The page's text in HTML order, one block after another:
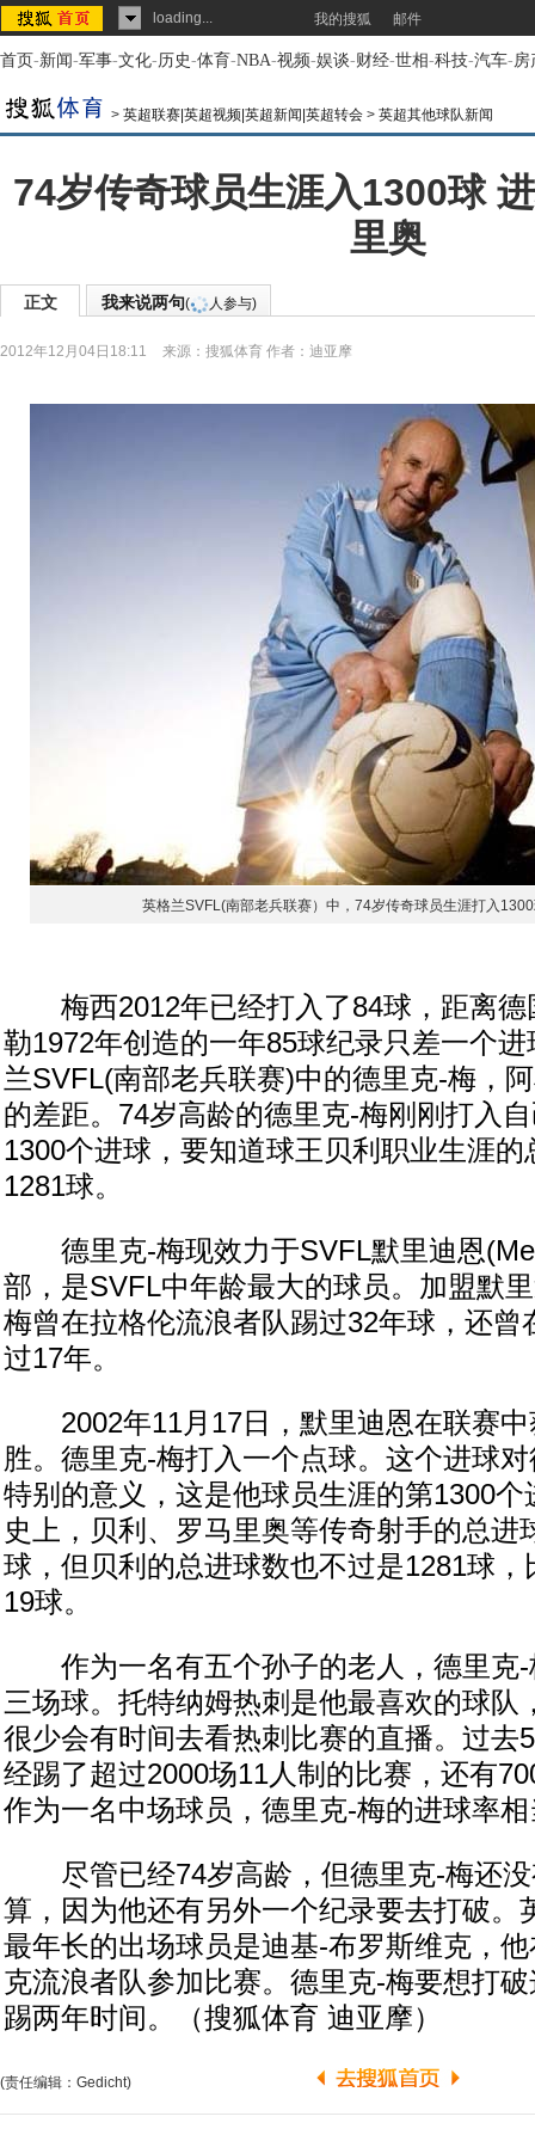
loading... 我的搜狐 邮件
首页-新闻-军事-文化-历史-体育-NBA-视频-娱谈-财经-世相-科技-汽车-房
> 英超联赛|英超视频|英超新闻|英超转会 > 英超其他球队新闻
74岁传奇球员生涯入1300球
里奥
正文 我来说两句( 人参与)
2012年12月04日18:11 来源： 搜狐体育 作者：迪亚摩
英格兰SVFL(南部老兵联赛）中，74岁传奇球员生涯打入
梅西2012年已经打入了84球，距离德
勒1972年创造的一年85球纪录只差一个
兰SVFL(南部老兵联赛)中的德里克-梅，
的差距。74岁高龄的德里克-梅刚刚打入
1300个进球，要知道球王贝利职业生涯
1281球。
德里克-梅现效力于SVFL默里迪恩
部，是SVFL中年龄最大的球员。加盟默
梅曾在拉格伦流浪者队踢过32年球，还曾
过17年。
2002年11月17日，默里迪恩在联赛中
胜。德里克-梅打入一个点球。这个进球
特别的意义，这是他球员生涯的第1300
史上，贝利、罗马里奥等传奇射手的总进
球，但贝利的总进球数也不过是1281球
19球。
作为一名有五个孙子的老人，德里克-
三场球。托特纳姆热刺是他最喜欢的球队
很少会有时间去看热刺比赛的直播。过去
经踢了超过2000场11人制的比赛，还有
作为一名中场球员，德里克-梅的进球率
尽管已经74岁高龄，但德里克-梅还没
算，因为他还有另外一个纪录要去打破。
最年长的出场球员是迪基-布罗斯维克，
克流浪者队参加比赛。德里克-梅要想打
踢两年时间。（搜狐体育 迪亚摩）
(责任编辑：Gedicht)